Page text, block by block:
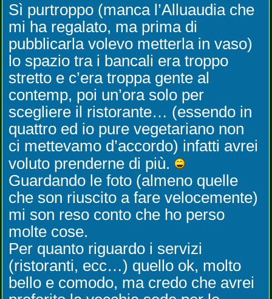
Sì purtroppo (manca l’Alluaudia che
mi ha regalato, ma prima di
pubblicarla volevo metterla in vaso)
lo spazio tra i bancali era troppo
stretto e c’era troppa gente al
contemp, poi un’ora solo per
scegliere il ristorante… (essendo in
quattro ed io pure vegetariano non
ci mettevamo d’accordo) infatti avrei
voluto prenderne di più.
Guardando le foto (almeno quelle
che son riuscito a fare velocemente)
mi son reso conto che ho perso
molte cose.
Per quanto riguardo i servizi
(ristoranti, ecc…) quello ok, molto
bello e comodo, ma credo che avrei